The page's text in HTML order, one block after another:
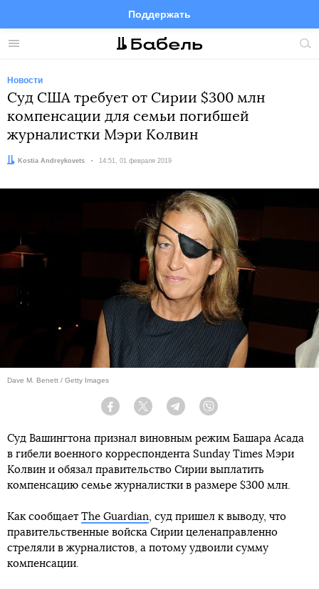
Меню
Поддержать
FacebookTelegramTwitter
Новости
Суд США требует от Сирии $300 млн
компенсации для семьи погибшей
журналистки Мэри Колвин
Автор:Kostia Andreykovets Дата:
14:51, 01 февраля 2019
Dave M. Benett / Getty Images
Facebook Twitter Telegram
Суд Вашингтона признал виновным режим Башара Асада
в гибели военного корреспондента Sunday Times Мэри
Колвин и обязал правительство Сирии выплатить
компенсацию семье журналистки в размере $300 млн.
Как сообщает The Guardian, суд пришел к выводу, что
правительственные войска Сирии целенаправленно
стреляли в журналистов, а потому удвоили сумму
компенсации.